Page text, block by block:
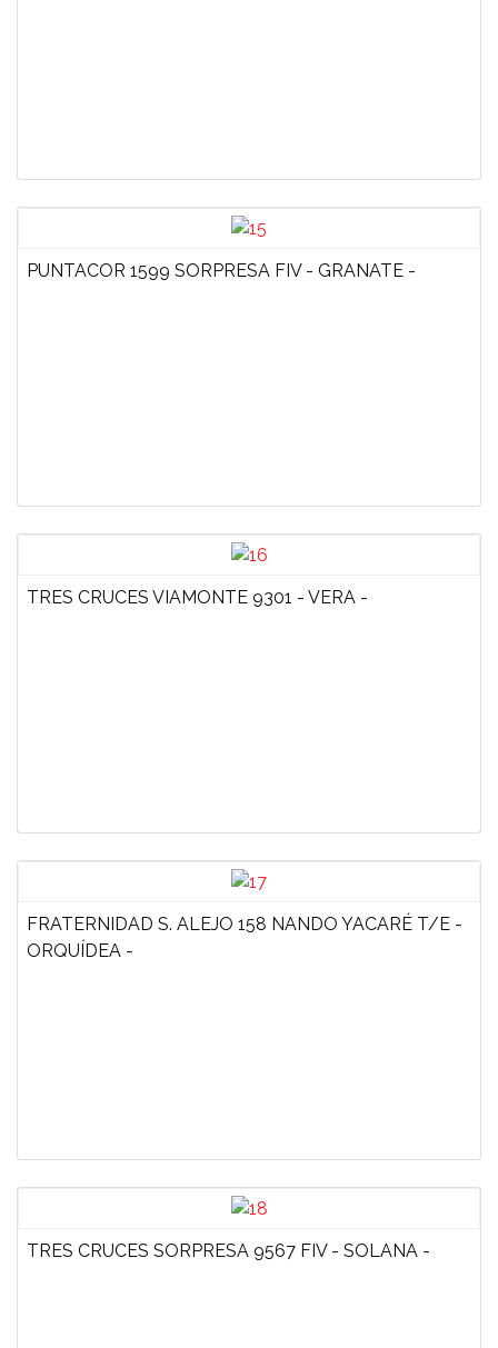
PUNTACOR 1599 SORPRESA FIV - GRANATE -
TRES CRUCES VIAMONTE 9301 - VERA -
FRATERNIDAD S. ALEJO 158 NANDO YACARÉ T/E -
ORQUÍDEA -
TRES CRUCES SORPRESA 9567 FIV - SOLANA -